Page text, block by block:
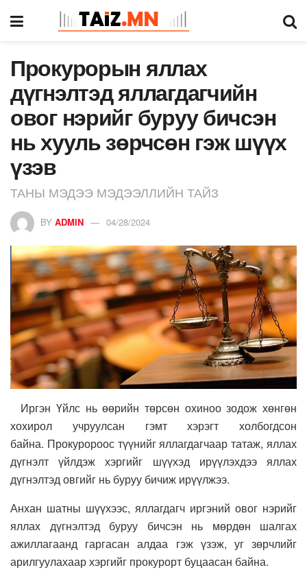
Прокурорын яллах
дүгнэлтэд яллагдагчийн
овог нэрийг буруу бичсэн
нь хууль зөрчсөн гэж шүүх
үзэв
ТАНЫ МЭДЭЭ МЭДЭЭЛЛИЙН ТАЙЗ
BY ADMIN 04/28/2024
Иргэн Үйлс нь өөрийн төрсөн охиноо зодож хөнгөн
хохирол учруулсан гэмт хэрэгт холбогдсон
байна. Прокуророос түүнийг яллагдагчаар татаж, яллах
дүгнэлт үйлдэж хэргийг шүүхэд ирүүлэхдээ яллах
дүгнэлтэд овгийг нь буруу бичиж ирүүлжээ.
Анхан шатны шүүхээс, яллагдагч иргэний овог нэрийг
яллах дүгнэлтэд буруу бичсэн нь мөрдөн шалгах
ажиллагаанд гаргасан алдаа гэж үзэж, уг зөрчлийг
арилгуулахаар хэргийг прокурорт буцаасан байна.